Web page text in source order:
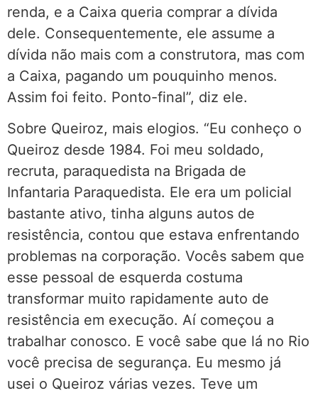
renda, e a Caixa queria comprar a dívida
dele. Consequentemente, ele assume a
dívida não mais com a construtora, mas com
a Caixa, pagando um pouquinho menos.
Assim foi feito. Ponto-final”, diz ele.
Sobre Queiroz, mais elogios. “Eu conheço o
Queiroz desde 1984. Foi meu soldado,
recruta, paraquedista na Brigada de
Infantaria Paraquedista. Ele era um policial
bastante ativo, tinha alguns autos de
resistência, contou que estava enfrentando
problemas na corporação. Vocês sabem que
esse pessoal de esquerda costuma
transformar muito rapidamente auto de
resistência em execução. Aí começou a
trabalhar conosco. E você sabe que lá no Rio
você precisa de segurança. Eu mesmo já
usei o Queiroz várias vezes. Teve um